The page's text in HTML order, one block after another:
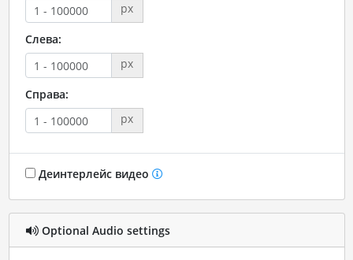
px
Слева:
px
Справа:
px
Деинтерлейс видео
Optional Audio settings